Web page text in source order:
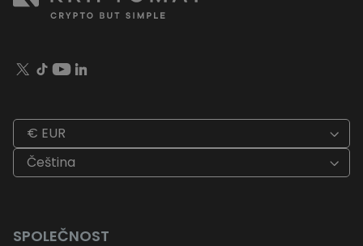
€ EUR
Čeština
SPOLEČNOST